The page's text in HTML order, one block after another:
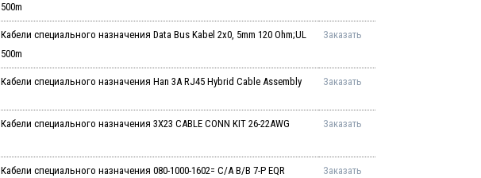
500m
Кабели специального назначения Data Bus Kabel 2x0, 5mm 120 Ohm;UL
500m
Заказать
Кабели специального назначения Han 3A RJ45 Hybrid Cable Assembly Заказать
Кабели специального назначения 3X23 CABLE CONN KIT 26-22AWG Заказать
Кабели специального назначения 080-1000-1602= C/A B/B 7-P EQR Заказать